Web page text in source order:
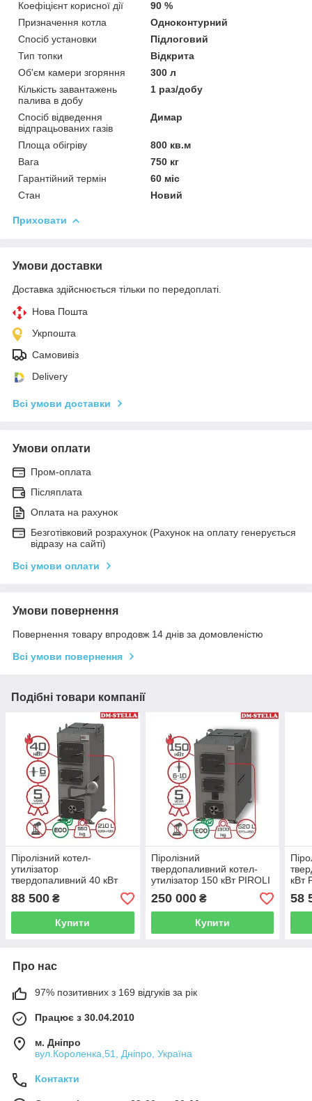
Коефіцієнт корисної дії
90 %
Призначення котла
Одноконтурний
Спосіб установки
Підлоговий
Тип топки
Відкрита
Об'єм камери згоряння
300 л
Кількість завантажень
палива в добу
1 раз/добу
Спосіб відведення
відпрацьованих газів
Димар
Площа обігріву
800 кв.м
Вага
750 кг
Гарантійний термін
60 міс
Стан
Новий
Приховати
Умови доставки
Доставка здійснюється тільки по передоплаті.
Нова Пошта
Укрпошта
Самовивіз
Delivery
Всі умови доставки
Умови оплати
Пром-оплата
Післяплата
Оплата на рахунок
Безготівковий розрахунок (Рахунок на оплату генерується
відразу на сайті)
Всі умови оплати
Умови повернення
Повернення товару впродовж 14 днів за домовленістю
Всі умови повернення
Подібні товари компанії
Піролізний котел-
утилізатор
твердопаливний 40 кВт
PIROLI (DM-STELLA)
88 500 ₴
Купити
Піролізний
твердопаливний котел-
утилізатор 150 кВт PIROLI
(DM-STELLA)
250 000₴
Купити
кВт
58
Про нас
97% позитивних з 169 відгуків за рік
Працює з 30.04.2010
м. Дніпро
вул.Короленка,51, Дніпро, Україна
Контакти